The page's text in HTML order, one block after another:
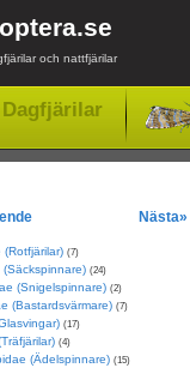
och nattfjärilar
Dagfjärilar
Nästa»
(Rotfjärilar) (7)
(24)
(Snigelspinnare) (2)
(Bastardsvärmare) (7)
(17)
(4)
(Ädelspinnare) (15)